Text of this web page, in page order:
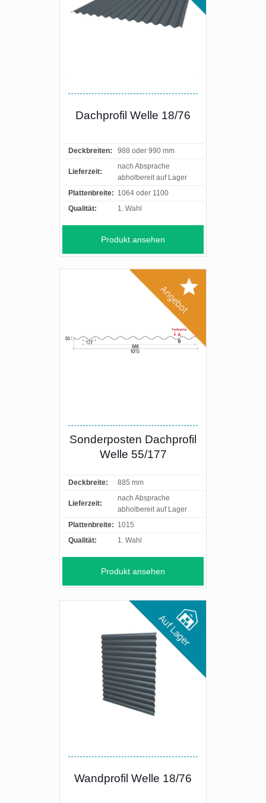
Dachprofil Welle 18/76
Deckbreiten: 988 oder 990 mm
Lieferzeit:
nach Absprache
abholbereit auf Lager
Plattenbreite: 1064 oder 1100
Qualität:
1. Wahl
Produkt ansehen
Sonderposten Dachprofil
Welle 55/177
Deckbreite: 885 mm
Lieferzeit:
nach Absprache
abholbereit auf Lager
Plattenbreite: 1015
Qualität:
1. Wahl
Produkt ansehen
Wandprofil Welle 18/76